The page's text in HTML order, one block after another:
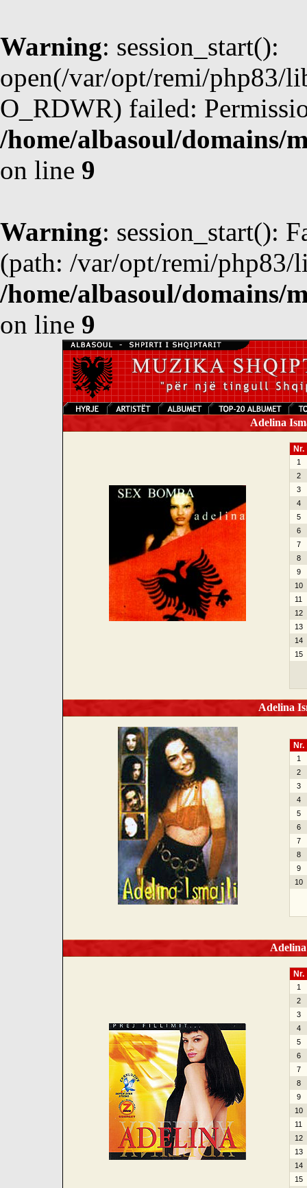
Warning: session_start():
open(/var/opt/remi/php83/
O_RDWR) failed:
/home/albasoul/domains/
on line 9
Warning: session_start():
(path: /var/opt/remi/php83/
/home/albasoul/domains/
on line 9
Adelina
Nr.
1
2
3
4
5
6
7
8
9
10
11
12
13
14
15
Adelina
Nr.
1
2
3
4
5
6
7
8
9
10
Nr.
1
2
3
4
5
6
7
8
9
10
11
12
13
14
15